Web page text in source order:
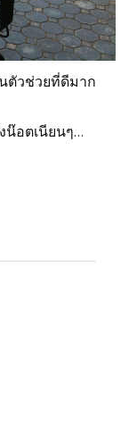
ตัวช่วยที่ดีมาก
อตเนียนๆ...